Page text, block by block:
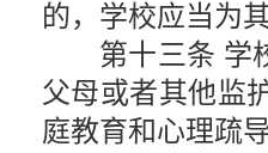
的，学校应当为
第十三条 学
父母或者其他监
庭教育和心理疏导